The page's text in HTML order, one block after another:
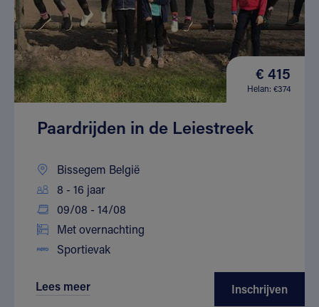
€ 415
Helan: €374
Paardrijden in de Leiestreek
Bissegem België
8 - 16 jaar
09/08 - 14/08
Met overnachting
Sportievak
Lees meer Inschrijven